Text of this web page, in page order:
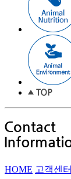
HOME 고객센터